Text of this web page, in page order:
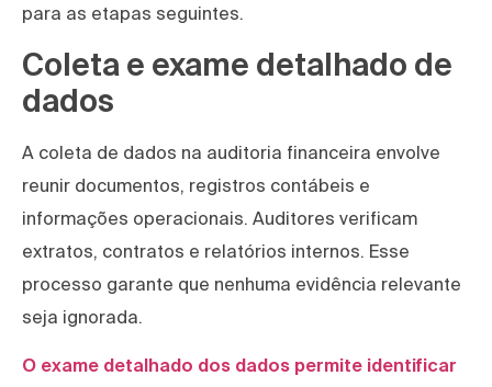
para as etapas seguintes.
Coleta e exame detalhado de
dados
A coleta de dados na auditoria financeira envolve
reunir documentos, registros contábeis e
informações operacionais. Auditores verificam
extratos, contratos e relatórios internos. Esse
processo garante que nenhuma evidência relevante
seja ignorada.
O exame detalhado dos dados permite identificar